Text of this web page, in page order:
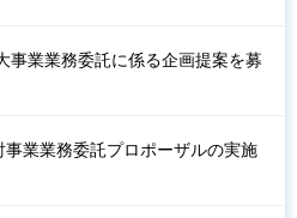
事業業務委託に係る企画提案を募
業業務委託プロポーザルの実施